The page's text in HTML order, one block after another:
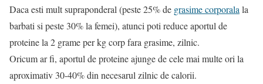
Daca esti mult supraponderal (peste 25% de grasime corporala la
barbati si peste 30% la femei), atunci poti reduce aportul de
proteine la 2 grame per kg corp fara grasime, zilnic.
Oricum ar fi, aportul de proteine ajunge de cele mai multe ori la
aproximativ 30-40% din necesarul zilnic de calorii.